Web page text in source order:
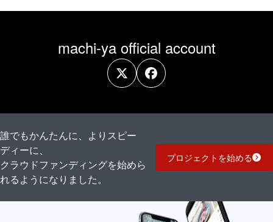
ござい
は送
をお選
machi-ya official account
誰でもかんたんに、よりスピー
ディーに、
クラウドファンディングを始めら
れるようになりました。
プロジェクトを始める